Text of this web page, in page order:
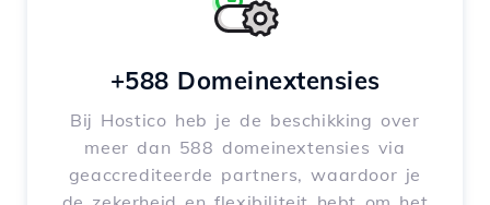
+588 Domeinextensies
Bij Hostico heb je de beschikking over
meer dan 588 domeinextensies via
geaccrediteerde partners, waardoor je